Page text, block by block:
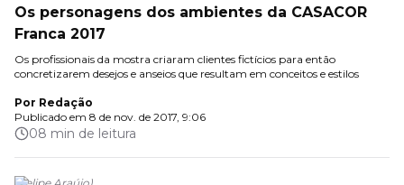
Os personagens dos ambientes da CASACOR
Franca 2017
Os profissionais da mostra criaram clientes fictícios para então
concretizarem desejos e anseios que resultam em conceitos e estilos
Por Redação
Publicado em 8 de nov. de 2017, 9:06
08 min de leitura